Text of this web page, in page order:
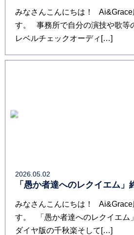
みなさんこんにちは！ Ai&Grace
す。 事務所で自分の演技や歌等
レベルチェックオーディ[…]
2026.05.02
「愚か者達へのレクイエム」
みなさんこんにちは！ Ai&Grace
す。 「愚か者達へのレクイエム
ダイヤ版の千秋楽そして[…]